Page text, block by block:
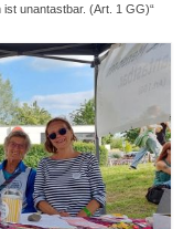
unantastbar. (Art. 1 GG)“